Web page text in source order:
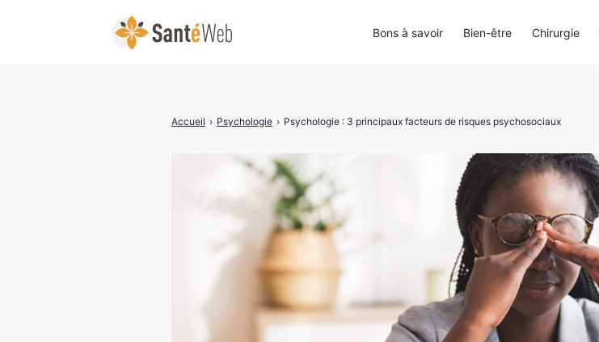
Accueil › Psychologie › Psychologie : 3 principaux facteurs de risques psychosociaux
Bons à savoir Bien-être Chirurgie